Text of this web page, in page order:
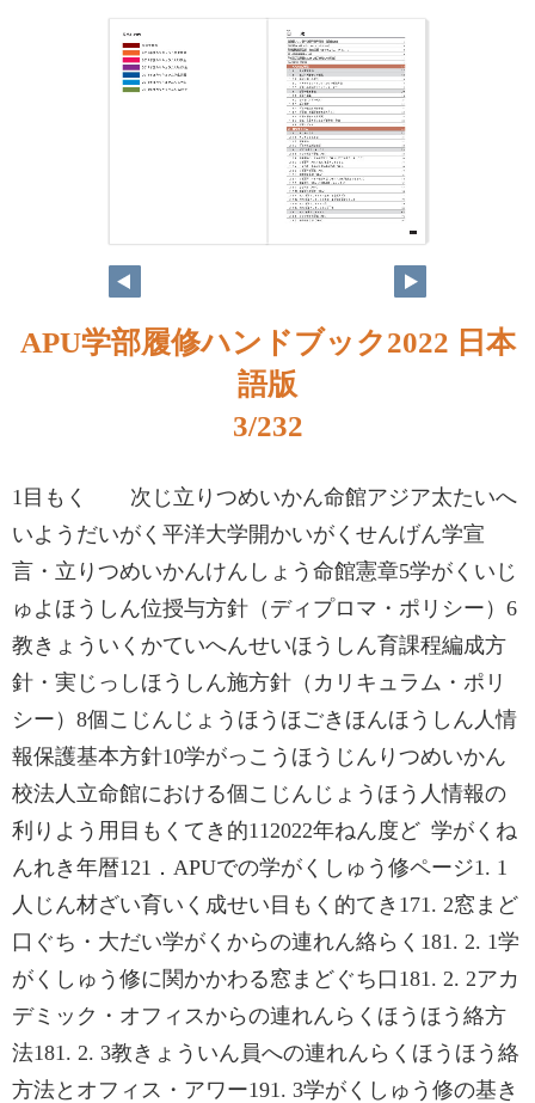
APU学部履修ハンドブック2022 日本
語版
3/232
1目もく 次じ立りつめいかん命館アジア太たいへ
いようだいがく平洋大学開かいがくせんげん学宣
言・立りつめいかんけんしょう命館憲章5学がくいじ
ゅよほうしん位授与方針（ディプロマ・ポリシー）6
教きょういくかていへんせいほうしん育課程編成方
針・実じっしほうしん施方針（カリキュラム・ポリ
シー）8個こじんじょうほうほごきほんほうしん人情
報保護基本方針10学がっこうほうじんりつめいかん
校法人立命館における個こじんじょうほう人情報の
利りよう用目もくてき的112022年ねん度ど 学がくね
んれき年暦121．APUでの学がくしゅう修ページ1. 1
人じん材ざい育いく成せい目もく的てき171. 2窓まど
口ぐち・大だい学がくからの連れん絡らく181. 2. 1学
がくしゅう修に関かかわる窓まどぐち口181. 2. 2アカ
デミック・オフィスからの連れんらくほうほう絡方
法181. 2. 3教きょういん員への連れんらくほうほう絡
方法とオフィス・アワー191. 3学がくしゅう修の基き